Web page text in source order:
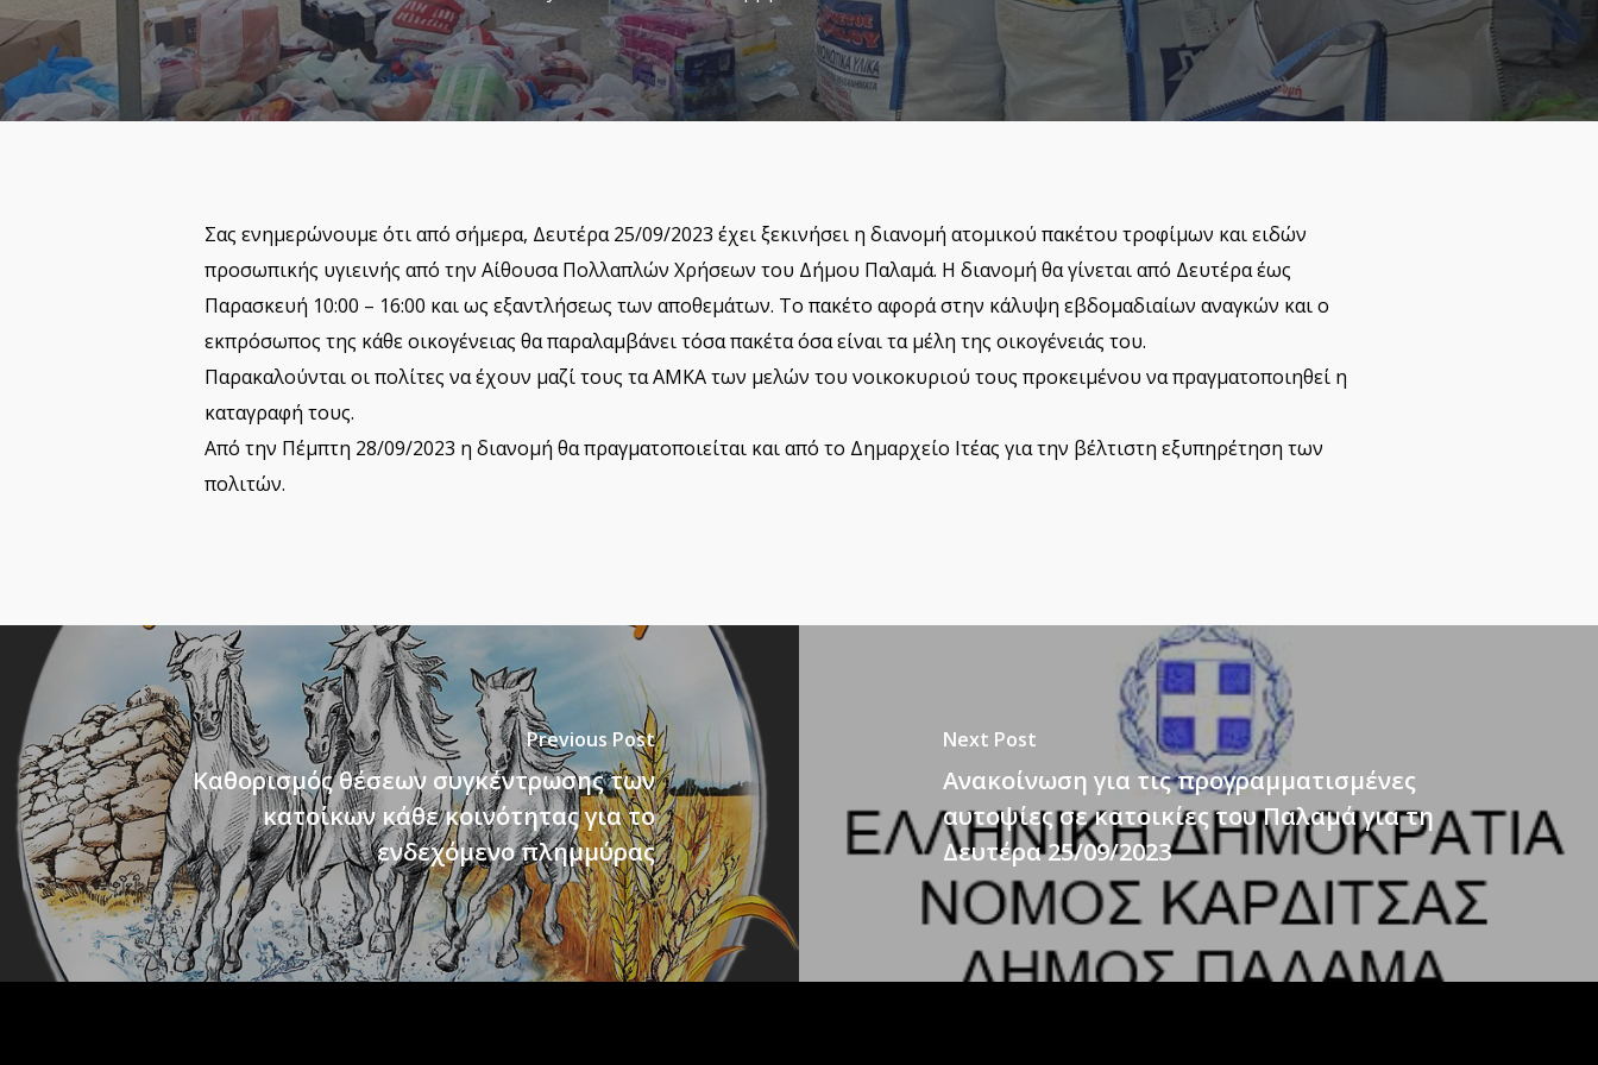
Σας ενημερώνουμε ότι από σήμερα, Δευτέρα 25/09/2023 έχει ξεκινήσει η διανομή ατομικού πακέτου τροφίμων και ειδών
προσωπικής υγιεινής από την Αίθουσα Πολλαπλών Χρήσεων του Δήμου Παλαμά. Η διανομή θα γίνεται από Δευτέρα έως
Παρασκευή 10:00 – 16:00 και ως εξαντλήσεως των αποθεμάτων. Το πακέτο αφορά στην κάλυψη εβδομαδιαίων αναγκών και ο
εκπρόσωπος της κάθε οικογένειας θα παραλαμβάνει τόσα πακέτα όσα είναι τα μέλη της οικογένειάς του.
Παρακαλούνται οι πολίτες να έχουν μαζί τους τα ΑΜΚΑ των μελών του νοικοκυριού τους προκειμένου να πραγματοποιηθεί η
καταγραφή τους.
Από την Πέμπτη 28/09/2023 η διανομή θα πραγματοποιείται και από το Δημαρχείο Ιτέας για την βέλτιστη εξυπηρέτηση των
πολιτών.
Previous Post
Καθορισμός θέσεων συγκέντρωσης των
κατοίκων κάθε κοινότητας για το
ενδεχόμενο πλημμύρας
Next Post
Ανακοίνωση για τις προγραμματισμένες
αυτοψίες σε κατοικίες του Παλαμά για τη
Δευτέρα 25/09/2023